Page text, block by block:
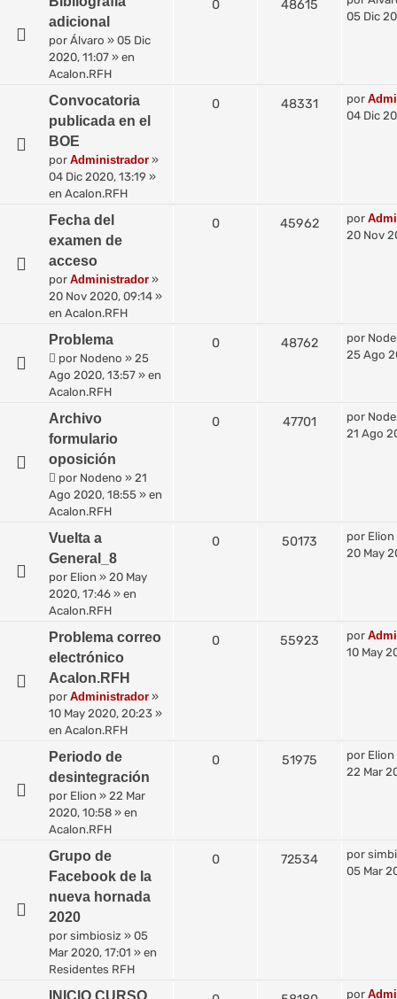
adicional
por Álvaro » 05 Dic
2020, 11:07 » en
Acalon.RFH
0 48615
05 Dic
Convocatoria
publicada en el
BOE
por Administrador »
04 Dic 2020, 13:19 »
en Acalon.RFH
0 48331 por
04 Dic
Fecha del
examen de
acceso
por Administrador »
20 Nov 2020, 09:14 »
en Acalon.RFH
0 45962 por
20 Nov
Problema
por Nodeno » 25
Ago 2020, 13:57 » en
Acalon.RFH
0 48762 por
25 Ago
Archivo
formulario
oposición
por Nodeno » 21
Ago 2020, 18:55 » en
Acalon.RFH
0 47701 por
21 Ago
Vuelta a
General_8
por Elion » 20 May
2020, 17:46 » en
Acalon.RFH
0 50173 por Elion
20 May
Problema correo
electrónico
Acalon.RFH
por Administrador »
10 May 2020, 20:23 »
en Acalon.RFH
0 55923 por
10 May
Periodo de
desintegración
por Elion » 22 Mar
2020, 10:58 » en
Acalon.RFH
0 51975 por Elion
22 Mar
Grupo de
Facebook de la
nueva hornada
2020
por simbiosiz » 05
Mar 2020, 17:01 » en
Residentes RFH
0 72534 por
05 Mar
INICIO CURSO
por